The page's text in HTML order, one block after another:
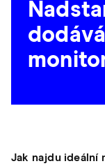
Jak najdu ideální